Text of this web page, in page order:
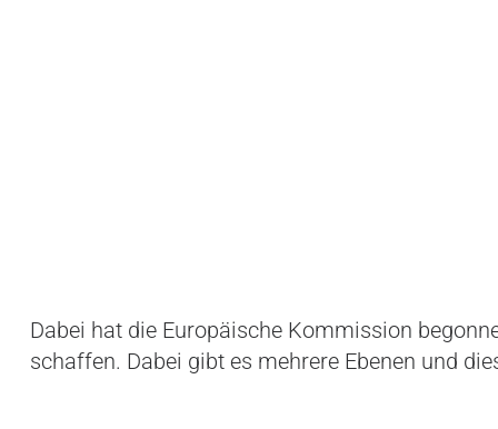
Dabei hat die Europäische Kommission
schaffen. Dabei gibt es mehrere Ebenen und